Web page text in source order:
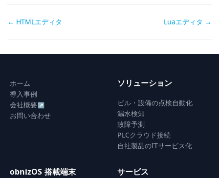
Doc
← HTMLエディタ Luaエディタ →
ホーム
導入事例
会社概要↗
お問い合わせ
ソリューション
ビル・設備の点検自動化
漏水検知
故障予測
PLCクラウド接続
自社製品のITサービス化
obnizOS 搭載端末 サービス